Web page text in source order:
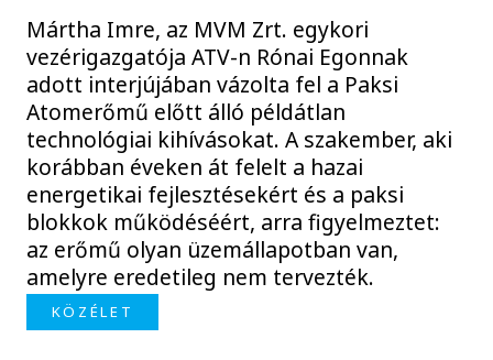
Mártha Imre, az MVM Zrt. egykori
vezérigazgatója ATV-n Rónai Egonnak
adott interjújában vázolta fel a Paksi
Atomerőmű előtt álló példátlan
technológiai kihívásokat. A szakember, aki
korábban éveken át felelt a hazai
energetikai fejlesztésekért és a paksi
blokkok működéséért, arra figyelmeztet:
az erőmű olyan üzemállapotban van,
amelyre eredetileg nem tervezték.
KÖZÉLET